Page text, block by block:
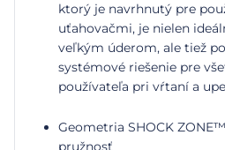
ktorý je navrhnutý pre
uťahovačmi, je nielen
veľkým úderom, ale tiež
systémové riešenie pre
používateľa pri vŕtaní a
Geometria SHOCK
pružnosť